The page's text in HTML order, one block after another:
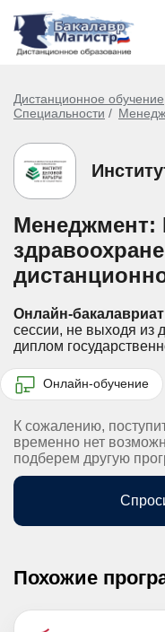
Дистанционное обучение
Специальности
Менеджмент:
Онлайн-
сессии, не выходя из
диплом
Онлайн-обучение
К сожалению,
временно нет
подберем другую
Похожие